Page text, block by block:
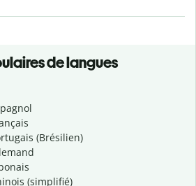
de langues
(Brésilien)
(simplifié)